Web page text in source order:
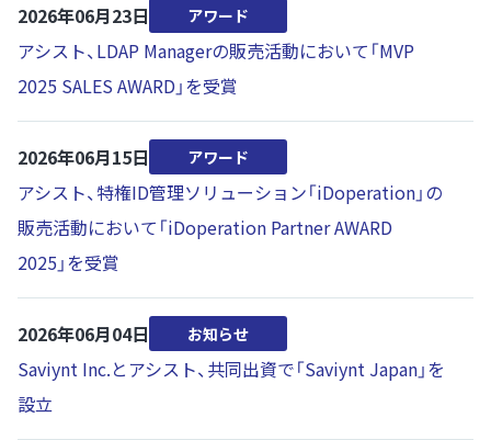
2026年06月23日 アワード
アシスト、LDAP Managerの販売活動において「MVP
2025 SALES AWARD」を受賞
2026年06月15日 アワード
アシスト、特権ID管理ソリューション「iDoperation」の
販売活動において「iDoperation Partner AWARD
2025」を受賞
2026年06月04日 お知らせ
Saviynt Inc.とアシスト、共同出資で「Saviynt Japan」を
設立